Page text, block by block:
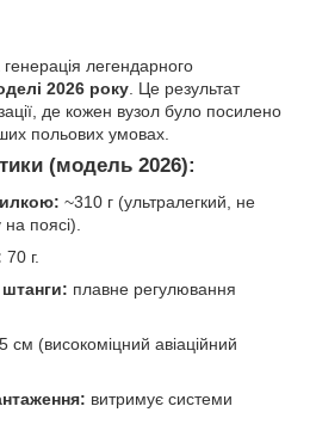
легендарного
2026 року. Це результат
де кожен вузол було посилено
польових умовах.
(модель 2026):
~310 г (ультралегкий, не
поясі).
70 г.
плавне регулювання
см (високоміцний авіаційний
витримує системи